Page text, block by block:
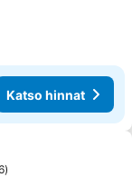
Katso hinnat